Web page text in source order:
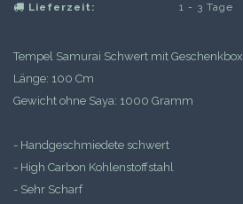
Lieferzeit:
1 - 3 Tage
Tempel Samurai Schwert mit Geschenkbox
Länge: 100 Cm
Gewicht ohne Saya: 1000 Gramm
- Handgeschmiedete schwert
- High Carbon Kohlenstoffstahl
- Sehr Scharf